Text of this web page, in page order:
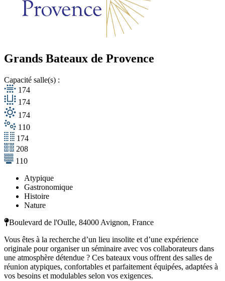
Grands Bateaux de Provence
Capacité salle(s) :
174
174
174
110
174
208
110
Atypique
Gastronomique
Histoire
Nature
Boulevard de l'Oulle, 84000 Avignon, France
Vous êtes à la recherche d’un lieu insolite et d’une expérience
originale pour organiser un séminaire avec vos collaborateurs dans
une atmosphère détendue ? Ces bateaux vous offrent des salles de
réunion atypiques, confortables et parfaitement équipées, adaptées à
vos besoins et modulables selon vos exigences.